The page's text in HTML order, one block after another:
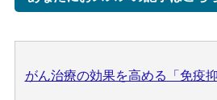
がん治療の効果を高める「免疫